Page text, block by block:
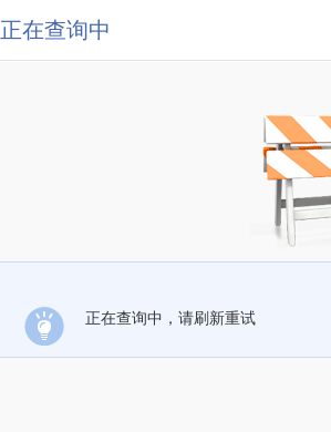
正在查询中
正在查询中，请刷新重试